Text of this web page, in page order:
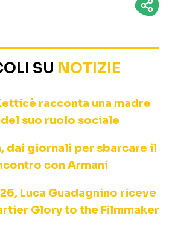
SU NOTIZIE
racconta una madre
suo ruolo sociale
dai giornali per sbarcare il
con Armani
Luca Guadagnino riceve
Glory to the Filmmaker